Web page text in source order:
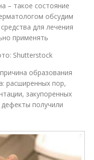
– такое состояние
обсудим
для лечения
применять
Shutterstock
образования
расширенных пор,
закупоренных
дефекты получили